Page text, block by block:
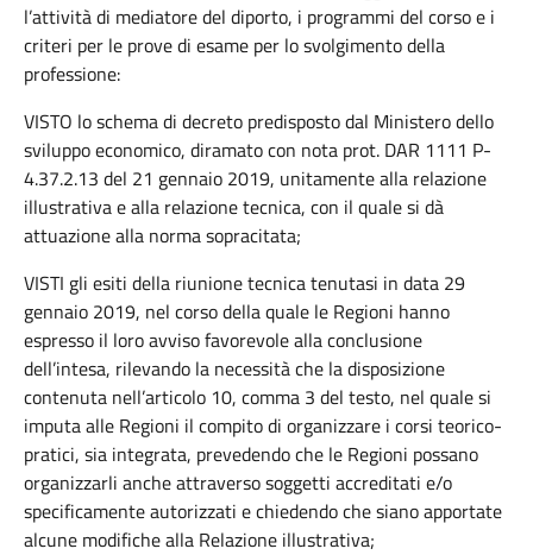
l’attività di mediatore del diporto, i programmi del corso e i
criteri per le prove di esame per lo svolgimento della
professione:
VISTO lo schema di decreto predisposto dal Ministero dello
sviluppo economico, diramato con nota prot. DAR 1111 P-
4.37.2.13 del 21 gennaio 2019, unitamente alla relazione
illustrativa e alla relazione tecnica, con il quale si dà
attuazione alla norma sopracitata;
VISTI gli esiti della riunione tecnica tenutasi in data 29
gennaio 2019, nel corso della quale le Regioni hanno
espresso il loro avviso favorevole alla conclusione
dell’intesa, rilevando la necessità che la disposizione
contenuta nell’articolo 10, comma 3 del testo, nel quale si
imputa alle Regioni il compito di organizzare i corsi teorico-
pratici, sia integrata, prevedendo che le Regioni possano
organizzarli anche attraverso soggetti accreditati e/o
specificamente autorizzati e chiedendo che siano apportate
alcune modifiche alla Relazione illustrativa;